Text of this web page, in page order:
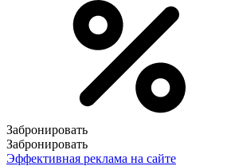
Забронировать
Забронировать
Эффективная реклама на сайте